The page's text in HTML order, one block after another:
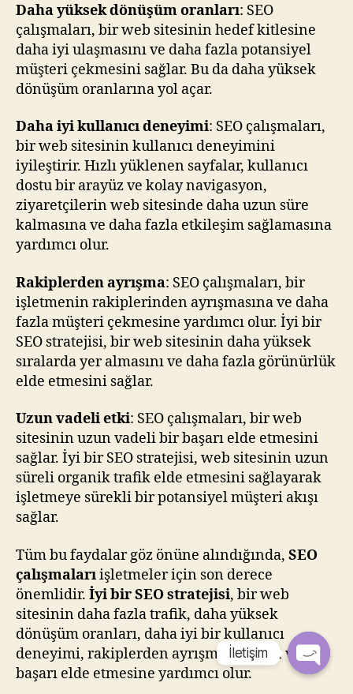
Daha yüksek dönüşüm oranları: SEO
çalışmaları, bir web sitesinin hedef kitlesine
daha iyi ulaşmasını ve daha fazla potansiyel
müşteri çekmesini sağlar. Bu da daha yüksek
dönüşüm oranlarına yol açar.
Daha iyi kullanıcı deneyimi: SEO çalışmaları,
bir web sitesinin kullanıcı deneyimini
iyileştirir. Hızlı yüklenen sayfalar, kullanıcı
dostu bir arayüz ve kolay navigasyon,
ziyaretçilerin web sitesinde daha uzun süre
kalmasına ve daha fazla etkileşim sağlamasına
yardımcı olur.
Rakiplerden ayrışma: SEO çalışmaları, bir
işletmenin rakiplerinden ayrışmasına ve daha
fazla müşteri çekmesine yardımcı olur. İyi bir
SEO stratejisi, bir web sitesinin daha yüksek
sıralarda yer almasını ve daha fazla görünürlük
elde etmesini sağlar.
Uzun vadeli etki: SEO çalışmaları, bir web
sitesinin uzun vadeli bir başarı elde etmesini
sağlar. İyi bir SEO stratejisi, web sitesinin uzun
süreli organik trafik elde etmesini sağlayarak
işletmeye sürekli bir potansiyel müşteri akışı
sağlar.
Tüm bu faydalar göz önüne alındığında, SEO
çalışmalarıişletmeler için son derece
önemlidir. İyi bir SEO stratejisi, bir web
sitesinin daha fazla trafik, daha yüksek
dönüşüm oranları, daha iyi bir kullanıcı
deneyimi, rakiplerden ayrışma ve uzun vadeli
başarı elde etmesine yardımcı olur.
İletişim
O